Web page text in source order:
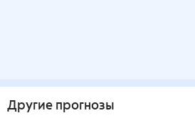
Другие прогнозы